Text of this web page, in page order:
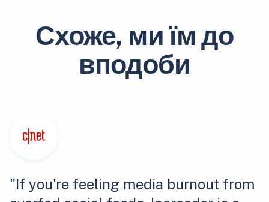
Схоже, ми їм до
вподоби
"If you're feeling media burnout from